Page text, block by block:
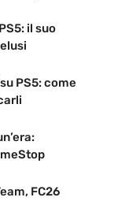
il suo
PS5: come
FC26